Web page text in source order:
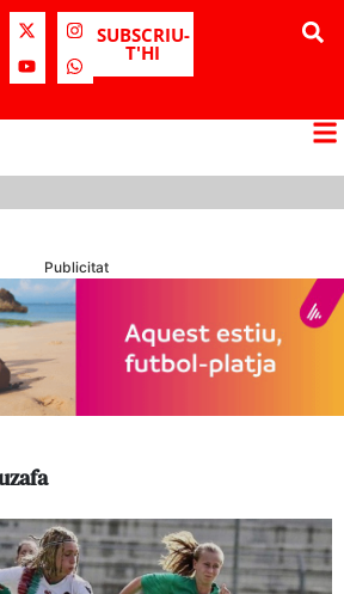
SUBSCRIU-
T'HI
Publicitat